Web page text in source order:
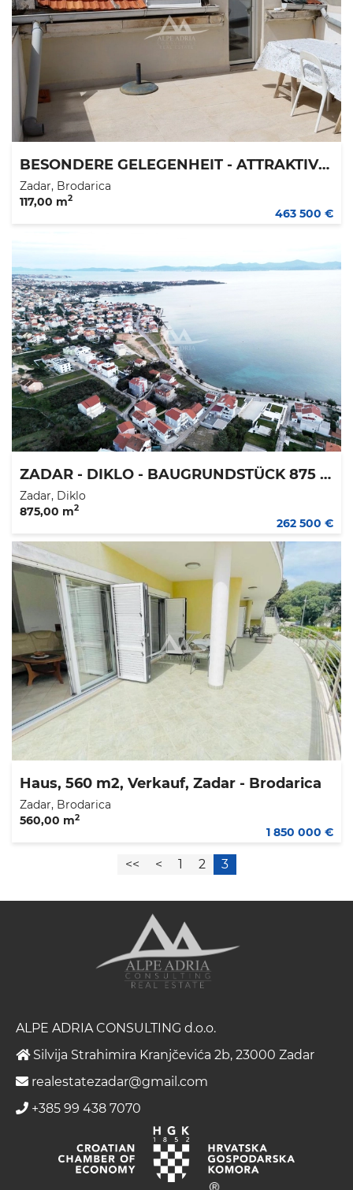
BESONDERE GELEGENHEIT - ATTRAKTIVE WOHNUNG IN ELITE-LAGE - 117,13 M2 - PREIS 463.500 €
Zadar, Brodarica
117,00 m2
463 500 €
ZADAR - DIKLO - BAUGRUNDSTÜCK 875 M2 - 150 M ZUM STRAND - 262.500 €
Zadar, Diklo
875,00 m2
262 500 €
Haus, 560 m2, Verkauf, Zadar - Brodarica
Zadar, Brodarica
560,00 m2
1 850 000 €
<< < 1 2 3
ALPE ADRIA CONSULTING d.o.o.
Silvija Strahimira Kranjčevića 2b, 23000 Zadar
realestatezadar@gmail.com
+385 99 438 7070